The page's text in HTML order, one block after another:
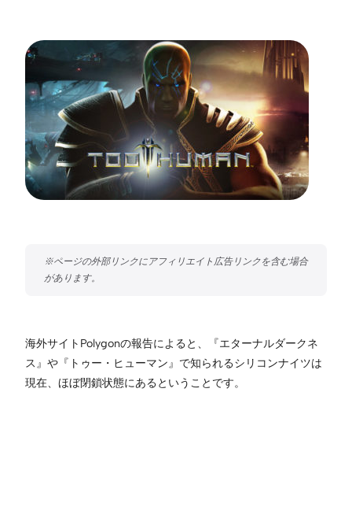
海外サイトPolygonの報告によると、『エターナルダークネ
ス』や『トゥー・ヒューマン』で知られるシリコンナイツは
現在、ほぼ閉鎖状態にあるということです。